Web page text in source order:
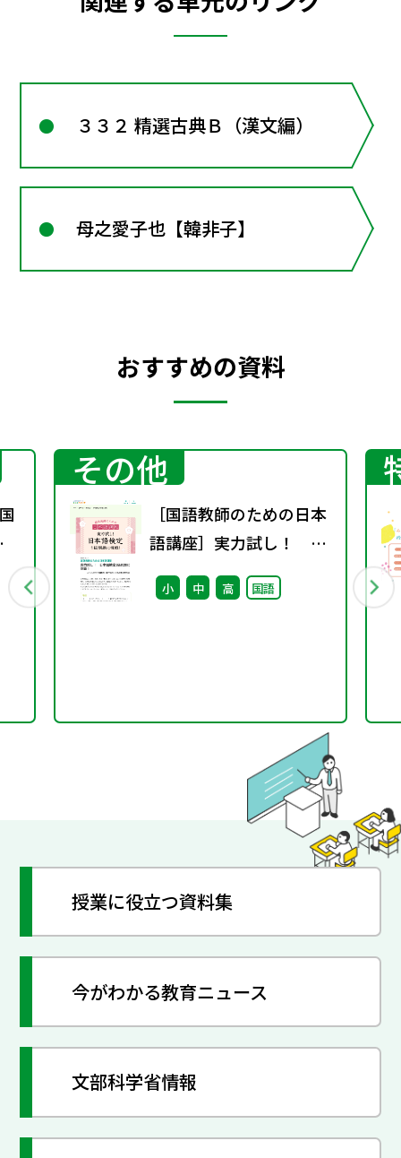
３３２ 精選古典Ｂ（漢文編）
母之愛子也【韓非子】
おすすめの資料
その他
［国語教師のための日本
語講座］実力試し！ 日
本語検定1級問題に挑
戦！
小 中 高 国語
授業に役立つ資料集
今がわかる教育ニュース
文部科学省情報